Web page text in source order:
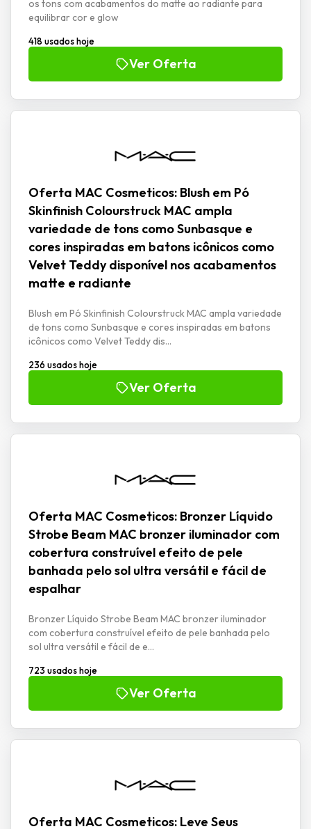
os tons com acabamentos do matte ao radiante para
equilibrar cor e glow
418 usados hoje
Ver Oferta
Oferta MAC Cosmeticos: Blush em Pó
Skinfinish Colourstruck MAC ampla
variedade de tons como Sunbasque e
cores inspiradas em batons icônicos como
Velvet Teddy disponível nos acabamentos
matte e radiante
Blush em Pó Skinfinish Colourstruck MAC ampla variedade
de tons como Sunbasque e cores inspiradas em batons
icônicos como Velvet Teddy dis...
236 usados hoje
Ver Oferta
Oferta MAC Cosmeticos: Bronzer Líquido
Strobe Beam MAC bronzer iluminador com
cobertura construível efeito de pele
banhada pelo sol ultra versátil e fácil de
espalhar
Bronzer Líquido Strobe Beam MAC bronzer iluminador
com cobertura construível efeito de pele banhada pelo
sol ultra versátil e fácil de e...
723 usados hoje
Ver Oferta
Oferta MAC Cosmeticos: Leve Seus